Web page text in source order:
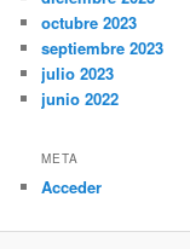
octubre 2023
septiembre 2023
julio 2023
junio 2022
META
Acceder